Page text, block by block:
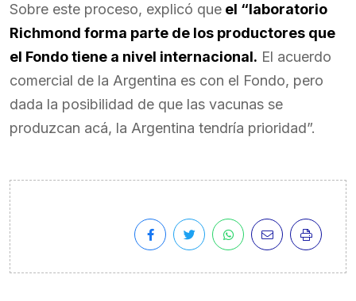
Sobre este proceso, explicó que el “laboratorio
Richmond forma parte de los productores que
el Fondo tiene a nivel internacional. El acuerdo
comercial de la Argentina es con el Fondo, pero
dada la posibilidad de que las vacunas se
produzcan acá, la Argentina tendría prioridad”.